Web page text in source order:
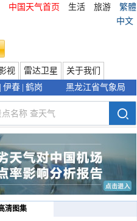
中国天气首页 生活 旅游
繁體
中文
视 雷达卫星
关于我们
伊春 鹤岗 黑龙江省气象局
清图集